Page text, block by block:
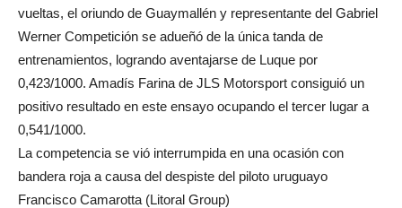
vueltas, el oriundo de Guaymallén y representante del Gabriel
Werner Competición se adueñó de la única tanda de
entrenamientos, logrando aventajarse de Luque por
0,423/1000. Amadís Farina de JLS Motorsport consiguió un
positivo resultado en este ensayo ocupando el tercer lugar a
0,541/1000.
La competencia se vió interrumpida en una ocasión con
bandera roja a causa del despiste del piloto uruguayo
Francisco Camarotta (Litoral Group)